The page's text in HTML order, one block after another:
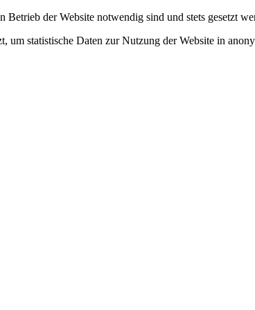
der Website notwendig sind und stets gesetzt
um statistische Daten zur Nutzung der Website in